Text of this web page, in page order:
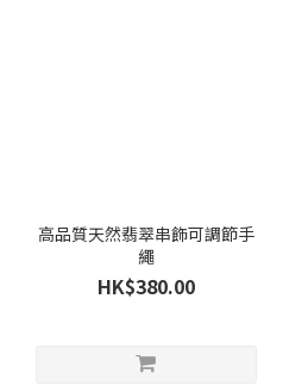
高品質天然翡翠串飾可調節手
繩
HK$380.00